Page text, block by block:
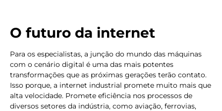
O futuro da internet
Para os especialistas, a junção do mundo das máquinas
com o cenário digital é uma das mais potentes
transformações que as próximas gerações terão contato.
Isso porque, a internet industrial promete muito mais que
alta velocidade. Promete eficiência nos processos de
diversos setores da indústria, como aviação, ferrovias,